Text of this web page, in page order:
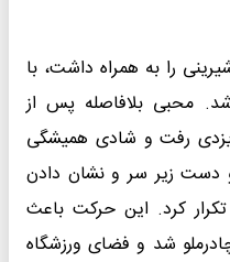
را به همراه داشت، با
محبی بلافاصله پس از
یزدی رفت و شادی همیشگی
دست زیر سر و نشان دادن
کرد. این حرکت باعث
شد و فضای ورزشگاه